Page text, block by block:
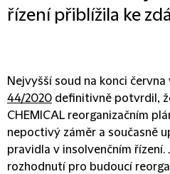
řízení přiblížila ke
Nejvyšší soud na konci
44/2020 definitivně potvrdil,
CHEMICAL reorganizačním
nepoctivý záměr a současně
pravidla v insolvenčním
rozhodnutí pro budoucí